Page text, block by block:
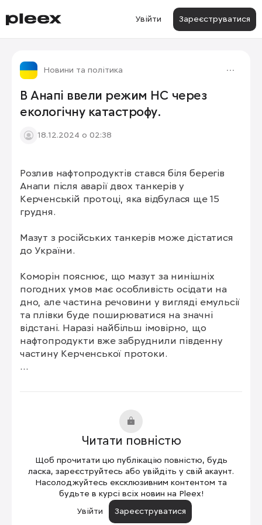
Увійти Зареєструватися
Новини та політика
В Анапі ввели режим НС через
екологічну катастрофу.
18.12.2024 о 02:38
Розлив нафтопродуктів стався біля берегів
Анапи після аварії двох танкерів у
Керченській протоці, яка відбулася ще 15
грудня.
Мазут з російських танкерів може дістатися
до України.
Коморін пояснює, що мазут за нинішніх
погодних умов має особливість осідати на
дно, але частина речовини у вигляді емульсії
та плівки буде поширюватися на значні
відстані. Наразі найбільш імовірно, що
нафтопродукти вже забруднили південну
частину Керченської протоки.
значну хмарність у регіоні.
Читати повністю
Щоб прочитати цю публікацію повністю, будь
ласка, зареєструйтесь або увійдіть у свій акаунт.
Насолоджуйтесь ексклюзивним контентом та
будьте в курсі всіх новин на Pleex!
Увійти
Зареєструватися